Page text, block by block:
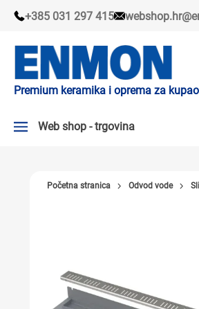
+385 031 297 415
Premium keramika i oprema za
Web shop - trgovina
SANITARIJE
TUŠEVI
Početna stranica Odvod vode